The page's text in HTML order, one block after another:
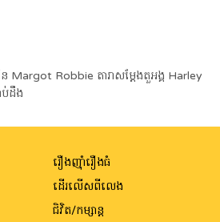
Margot Robbie តារាសម្តែងតួអង្គ Harley
ប់ដឹង
រឿងញ៉ាំរឿងធំ
ដើរលើសពីលេង
ជិវិត/កម្សាន្ត